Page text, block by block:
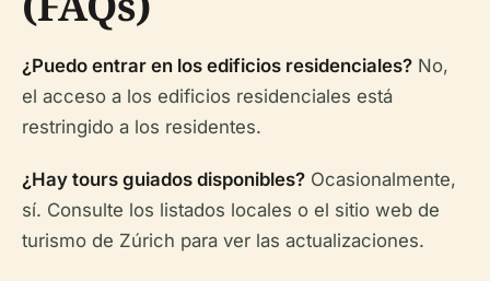
¿Puedo entrar en los edificios residenciales? No,
el acceso a los edificios residenciales está
restringido a los residentes.
¿Hay tours guiados disponibles? Ocasionalmente,
sí. Consulte los listados locales o el sitio web de
turismo de Zúrich para ver las actualizaciones.